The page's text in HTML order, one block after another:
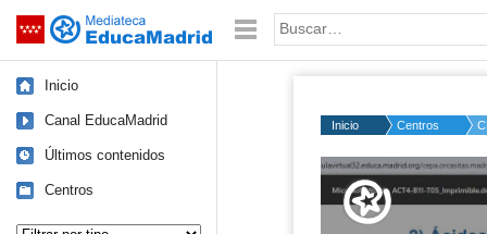
Saltar navegación Palabra o frase:
Inicio
Canal EducaMadrid
Últimos contenidos
Centros
Inicio Centros
Volume
50%